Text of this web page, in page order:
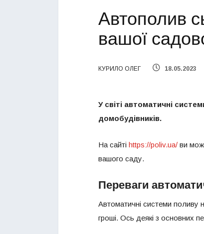
Автополив
вашої
КУРИЛО ОЛЕГ 18.05.2023
У світі автоматичні
домобудівників.
На сайті https://poliv.ua/ ви
вашого саду.
Переваги
Автоматичні системи поливу
гроші. Ось деякі з основних